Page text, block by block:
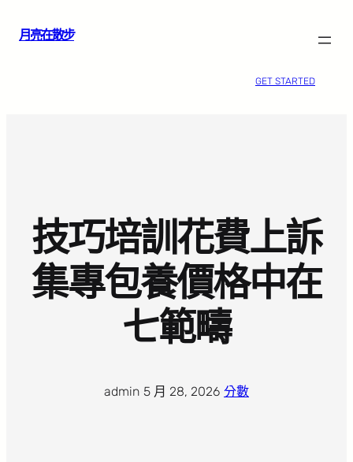
月亮在散步
GET STARTED
技巧培訓花費上訴
集專包養價格中在
七範疇
admin 5 月 28, 2026 分數